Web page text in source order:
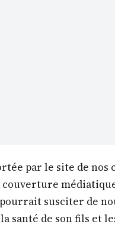
par le site de nos
susciter de
santé de son fils et